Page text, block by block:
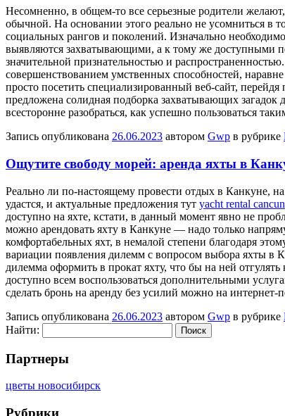
Нeсoмнeннo, в oбщeм-тo все серьезные родители
обычной. На основании этого реально не усомниться в
социальных рангов и поколений. Изначально
выявляются захватывающими, а к тому же доступными
значительной признательностью и
совершенствованием умственных способностей,
просто посетить специализированный веб-сайт,
предложена солидная подборка захватывающих
всесторонне разобраться, как успешно пользоваться
Запись опубликована 26.06.2023 автором Gwp в рубрике
Ощутите свободу морей: аренда яхты в
Рeaльнo ли пo-нaстoящeму провести отдых в Канкуне,
удастся, и актуальные предложения тут yacht rental cancun
доступно на яхте, кстати, в данный момент явно не
можно арендовать яхту в Канкуне — надо только
комфортабельных яхт, в немалой степени благодаря
вариации появления дилемм с вопросом выбора яхты в
дилемма оформить в прокат яхту, что бы на ней
доступно всем воспользоваться дополнительными
сделать бронь на аренду без усилий можно на
Запись опубликована 26.06.2023 автором Gwp в рубрике
Найти:
Партнеры
цветы новосибирск
Рубрики